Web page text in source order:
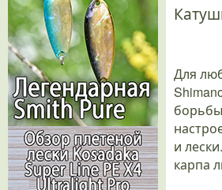
Для
и
карпа